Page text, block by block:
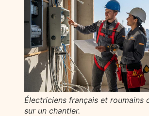
Électriciens français et roumains
sur un chantier.